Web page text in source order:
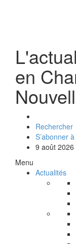
en
Rechercher
S’abonner
9 août 2026
Menu
Actualités